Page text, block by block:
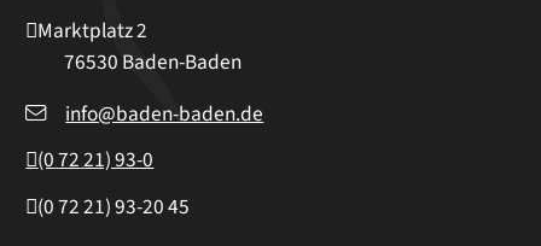
Marktplatz 2
76530 Baden-Baden
info@baden-baden.de
(07221) 93-0
(07221) 93-2045